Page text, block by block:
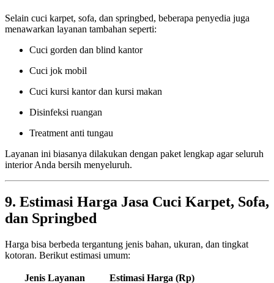
Selain cuci karpet, sofa, dan springbed, beberapa penyedia juga
menawarkan layanan tambahan seperti:
Cuci gorden dan blind kantor
Cuci jok mobil
Cuci kursi kantor dan kursi makan
Disinfeksi ruangan
Treatment anti tungau
Layanan ini biasanya dilakukan dengan paket lengkap agar seluruh
interior Anda bersih menyeluruh.
9. Estimasi Harga Jasa Cuci Karpet, Sofa,
dan Springbed
Harga bisa berbeda tergantung jenis bahan, ukuran, dan tingkat
kotoran. Berikut estimasi umum:
Jenis Layanan
Estimasi Harga (Rp)